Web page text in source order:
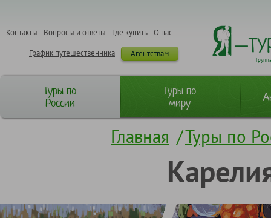
О нас
Где купить
Вопросы и ответы
Контакты
Агентствам
График путешественника
Туры по
России
Туры по
миру
Главная /Туры по